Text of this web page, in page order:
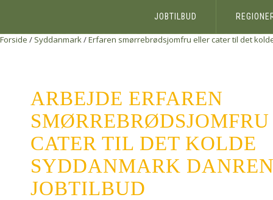
JOBTILBUD
Forside / Syddanmark/Erfaren smørrebrødsjomfru eller cater til det
ARBEJDE ERFAREN
CATER TIL DET KOLDE
SYDDANMARK
JOBTILBUD